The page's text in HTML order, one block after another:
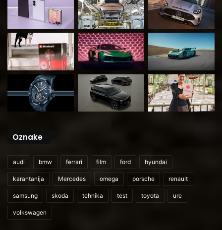
Oznake
audi bmw ferrari film ford hyundai
karantanija Mercedes omega porsche renault
samsung skoda tehnika test toyota ure
volkswagen